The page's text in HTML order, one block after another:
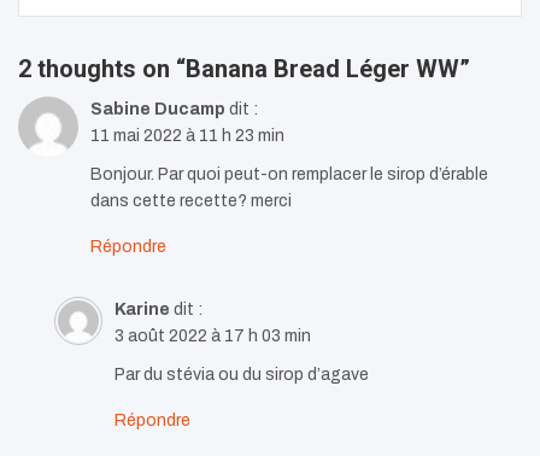
2 thoughts on “Banana Bread Léger WW”
Sabine Ducamp dit :
11 mai 2022 à 11 h 23 min
Bonjour. Par quoi peut-on remplacer le sirop d’érable
dans cette recette? merci
Répondre
Karine dit :
3 août 2022 à 17 h 03 min
Par du stévia ou du sirop d’agave
Répondre